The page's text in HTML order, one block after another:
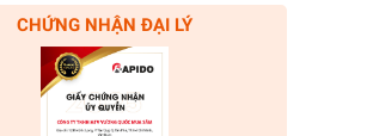
CHỨNG NHẬN ĐẠI LÝ